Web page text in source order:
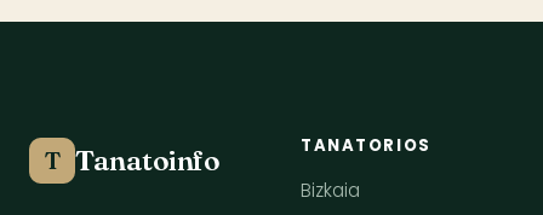
T Tanatoinfo TANATORIOS
Bizkaia